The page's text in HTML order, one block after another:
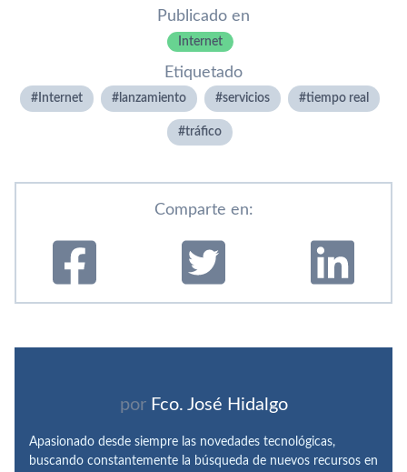
Publicado en
Internet
Etiquetado
Internet lanzamiento servicios tiempo real
tráfico
Comparte en:
por Fco. José Hidalgo
Apasionado desde siempre las novedades tecnológicas,
buscando constantemente la búsqueda de nuevos recursos en